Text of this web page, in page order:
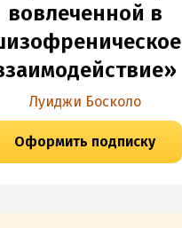
вовлеченной в
Луиджи Босколо
Оформить подписку